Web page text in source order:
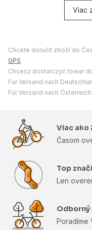
Viac
Chcete doručit zboží do
GPS
Chcesz dostarczyć towar
Für Versand nach
Für Versand nach
Viac ako
Časom
Top
Len
Poradíme